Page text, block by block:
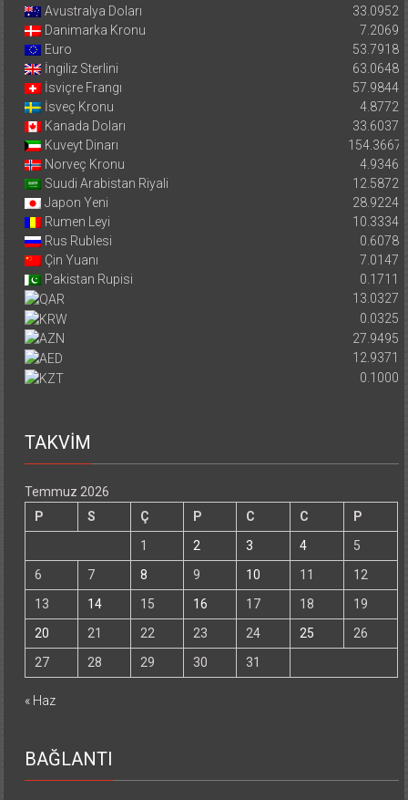
Avustralya Doları
33.0952
Danimarka Kronu
7.2069
Euro
53.7918
İngiliz Sterlini
63.0648
İsviçre Frangı
57.9844
İsveç Kronu
4.8772
Kanada Doları
33.6037
Kuveyt Dinarı
154.3667
Norveç Kronu
4.9346
Suudi Arabistan Riyali
12.5872
Japon Yeni
28.9224
Rumen Leyi
10.3334
Rus Rublesi
0.6078
Çin Yuanı
7.0147
Pakistan Rupisi
0.1711
13.0327
0.0325
27.9495
12.9371
0.1000
TAKVİM
Temmuz 2026
P
S Ç P C C
P
1
2 3 4
5
6
7 8 9 10 11
12
13
14 15 16 17 18
19
20
21 22 23 24 25
26
27
28 29 30 31
« Haz
BAĞLANTI